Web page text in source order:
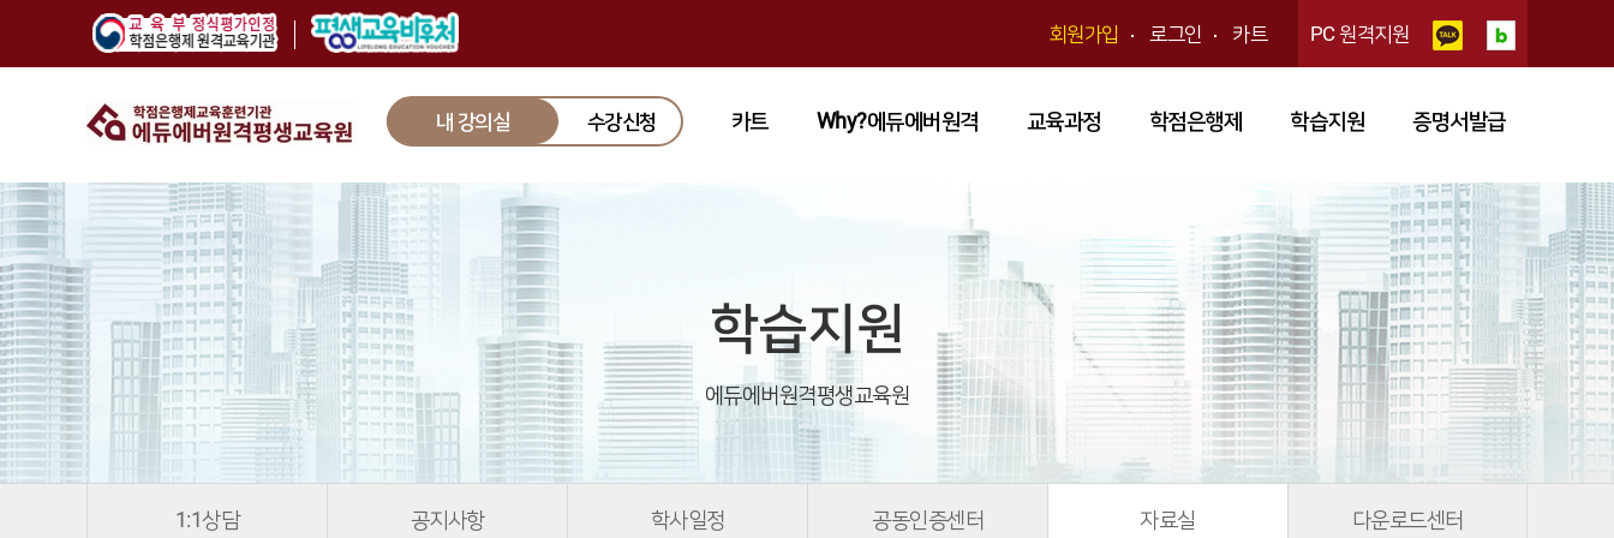
회원가입 로그인 카트 PC 원격지원
내 강의실 수강신청 카트 Why?에듀에버원격 교육과정 학점은행제 학습지원 증명서발급
학습지원
에듀에버원격평생교육원
1:1상담 공지사항 학사일정 공동인증센터 자료실 다운로드센터